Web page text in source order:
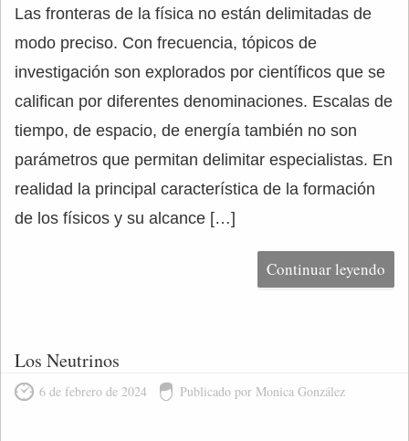
Las fronteras de la física no están delimitadas de
modo preciso. Con frecuencia, tópicos de
investigación son explorados por científicos que se
califican por diferentes denominaciones. Escalas de
tiempo, de espacio, de energía también no son
parámetros que permitan delimitar especialistas. En
realidad la principal característica de la formación
de los físicos y su alcance […]
Continuar leyendo
Los Neutrinos
6 de febrero de 2024 Publicado por Monica González